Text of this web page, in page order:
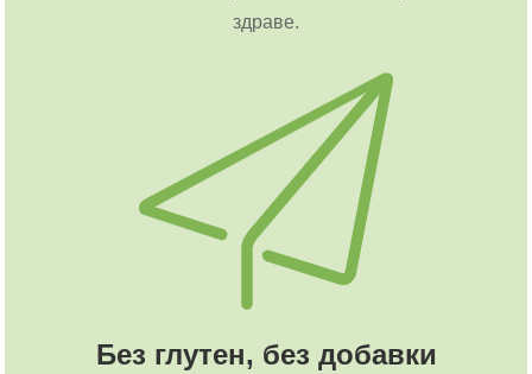
здраве.
Без глутен, без добавки